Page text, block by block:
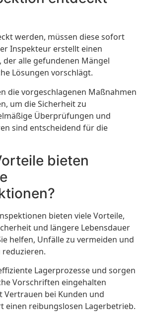
werden, müssen diese sofort
Inspekteur erstellt einen
alle gefundenen Mängel
Lösungen vorschlägt.
die vorgeschlagenen Maßnahmen
um die Sicherheit zu
Überprüfungen und
sind entscheidend für die
bieten
bieten viele Vorteile,
und längere Lebensdauer
helfen, Unfälle zu vermeiden und
Lagerprozesse und sorgen
Vorschriften eingehalten
Vertrauen bei Kunden und
einen reibungslosen Lagerbetrieb.